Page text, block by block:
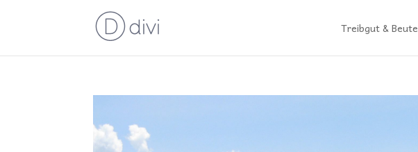
Treibgut & Beute